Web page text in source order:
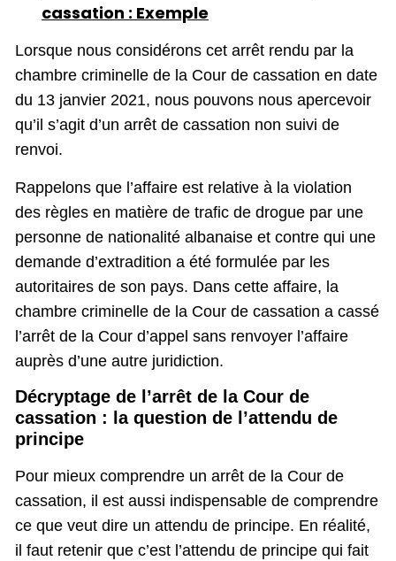
cassation : Exemple
Lorsque nous considérons cet arrêt rendu par la
chambre criminelle de la Cour de cassation en date
du 13 janvier 2021, nous pouvons nous apercevoir
qu’il s’agit d’un arrêt de cassation non suivi de
renvoi.
Rappelons que l’affaire est relative à la violation
des règles en matière de trafic de drogue par une
personne de nationalité albanaise et contre qui une
demande d’extradition a été formulée par les
autoritaires de son pays. Dans cette affaire, la
chambre criminelle de la Cour de cassation a cassé
l’arrêt de la Cour d’appel sans renvoyer l’affaire
auprès d’une autre juridiction.
Décryptage de l’arrêt de la Cour de
cassation : la question de l’attendu de
principe
Pour mieux comprendre un arrêt de la Cour de
cassation, il est aussi indispensable de comprendre
ce que veut dire un attendu de principe. En réalité,
il faut retenir que c’est l’attendu de principe qui fait